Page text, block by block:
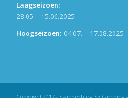
Laagseizoen:
28.05 – 15.06.2025
Hoogseizoen: 04.07. – 17.08.2025
Copyright 2017 - Skanderborg Sø Camping -